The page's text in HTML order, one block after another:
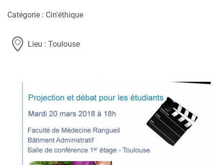
Catégorie : Cin'éthique
Lieu : Toulouse